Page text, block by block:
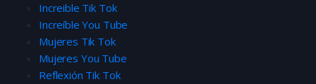
Increible Tik Tok
Increíble You Tube
Mujeres Tik Tok
Mujeres You Tube
Reflexión Tik Tok